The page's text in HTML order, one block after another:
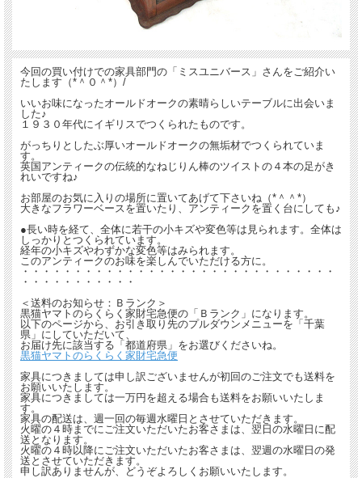
今回の買い付けでの家具部門の「ミスユニバース」さんをご紹介い
たします（*＾０＾*）/
いいお味になったオールドオークの素晴らしいテーブルに出会いま
した♪
１９３０年代にイギリスでつくられたものです。
がっちりとしたぶ厚いオールドオークの無垢材でつくられていま
す。
英国アンティークの伝統的なねじりん棒のツイストの４本の足がき
れいですね♪
お部屋のお気に入りの場所に置いてあげて下さいね（*＾＾*）
大きなフラワーベースを置いたり、アンティークを置く台にしても♪
●長い時を経て、全体に若干の小キズや変色等は見られます。全体は
しっかりとつくられています。
経年の小キズやわずかな変色等はみられます。
このアンティークのお味を楽しんでいただける方に。
・・・・・・・・・・・・・・・・・・・・・・・・・・・・・・
・・・・・・・・・・・
＜送料のお知らせ：Ｂランク＞
黒猫ヤマトのらくらく家財宅急便の「Ｂランク」になります。
以下のページから、お引き取り先のプルダウンメニューを「千葉
県」にしていただいて、
お届け先に該当する「都道府県」をお選びくださいね。
黒猫ヤマトのらくらく家財宅急便
家具につきましては申し訳ございませんが初回のご注文でも送料を
お願いいたします。
家具につきましては一万円を超える場合も送料をお願いいたしま
す。
家具の配送は、週一回の毎週水曜日とさせていただきます。
火曜の４時までにご注文いただいたお客さまは、翌日の水曜日に配
送となります。
火曜の４時以降にご注文いただいたお客さまは、翌週の水曜日の発
送とさせていただきます。
申し訳ありませんが、どうぞよろしくお願いいたします。